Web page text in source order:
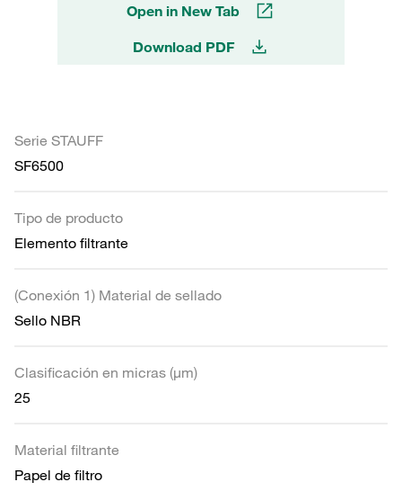
Open in New Tab
Download PDF
Serie STAUFF
SF6500
Tipo de producto
Elemento filtrante
(Conexión 1) Material de sellado
Sello NBR
Clasificación en micras (µm)
25
Material filtrante
Papel de filtro